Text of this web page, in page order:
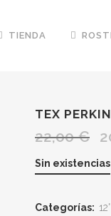
TIENDA
TEX
22,00€
El
Sin existencias
Categorías: 12''